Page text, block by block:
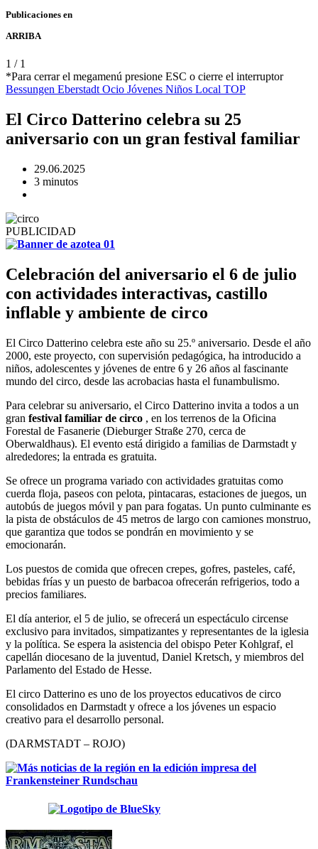
Publicaciones en
ARRIBA
1 / 1
*Para cerrar el megamenú presione ESC o cierre el interruptor
Bessungen Eberstadt Ocio Jóvenes Niños Local TOP
El Circo Datterino celebra su 25
aniversario con un gran festival familiar
29.06.2025
3 minutos
PUBLICIDAD
Celebración del aniversario el 6 de julio
con actividades interactivas, castillo
inflable y ambiente de circo
El Circo Datterino celebra este año su 25.º aniversario. Desde el año
2000, este proyecto, con supervisión pedagógica, ha introducido a
niños, adolescentes y jóvenes de entre 6 y 26 años al fascinante
mundo del circo, desde las acrobacias hasta el funambulismo.
Para celebrar su aniversario, el Circo Datterino invita a todos a un
gran festival familiar de circo , en los terrenos de la Oficina
Forestal de Fasanerie (Dieburger Straße 270, cerca de
Oberwaldhaus). El evento está dirigido a familias de Darmstadt y
alrededores; la entrada es gratuita.
Se ofrece un programa variado con actividades gratuitas como
cuerda floja, paseos con pelota, pintacaras, estaciones de juegos, un
autobús de juegos móvil y pan para fogatas. Un punto culminante es
la pista de obstáculos de 45 metros de largo con camiones monstruo,
que garantiza que todos se pondrán en movimiento y se
emocionarán.
Los puestos de comida que ofrecen crepes, gofres, pasteles, café,
bebidas frías y un puesto de barbacoa ofrecerán refrigerios, todo a
precios familiares.
El día anterior, el 5 de julio, se ofrecerá un espectáculo circense
exclusivo para invitados, simpatizantes y representantes de la iglesia
y la política. Se espera la asistencia del obispo Peter Kohlgraf, el
capellán diocesano de la juventud, Daniel Kretsch, y miembros del
Parlamento del Estado de Hesse.
El circo Datterino es uno de los proyectos educativos de circo
consolidados en Darmstadt y ofrece a los jóvenes un espacio
creativo para el desarrollo personal.
(DARMSTADT – ROJO)